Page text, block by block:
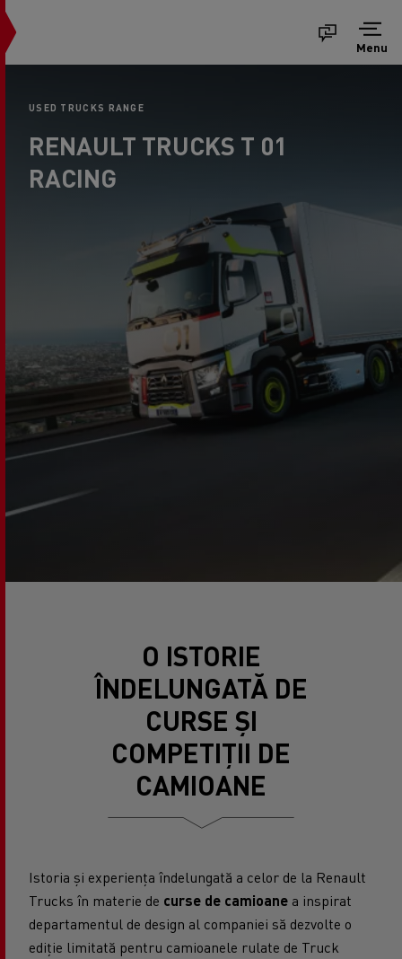
Menu
USED TRUCKS RANGE
RENAULT TRUCKS T 01
RACING
O ISTORIE
ÎNDELUNGATĂ DE
CURSE ȘI
COMPETIȚII DE
CAMIOANE
Istoria și experiența îndelungată a celor de la Renault
Trucks în materie de curse de camioane a inspirat
departamentul de design al companiei să dezvolte o
ediție limitată pentru camioanele rulate de Truck